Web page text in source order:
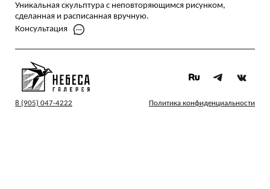
Уникальная скульптура с неповторяющимся рисунком,
сделанная и расписанная вручную.
Консультация
8 (905) 047-4222 Политика конфиденциальности